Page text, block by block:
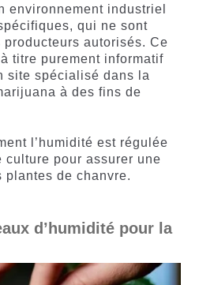
environnement industriel
qui ne sont
autorisés. Ce
titre purement informatif
site spécialisé dans la
à des fins de
l’humidité est régulée
culture pour assurer une
plantes de chanvre.
d’humidité pour la